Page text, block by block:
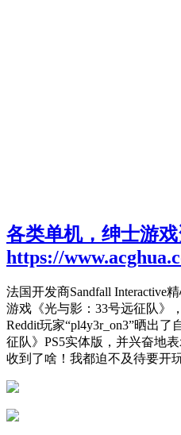
各类单机，绅士游戏
https://
法国开发商Sandfall Interactive
游戏《光与影：33号远征队》
Reddit玩家“pl4y3r_on3”晒出
征队》PS5实体版，并兴奋地
收到了啥！我都迫不及待要开